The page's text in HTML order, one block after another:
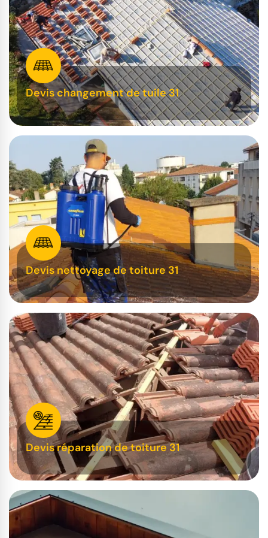
Devis changement de tuile 31
Devis nettoyage de toiture 31
Devis réparation de toiture 31